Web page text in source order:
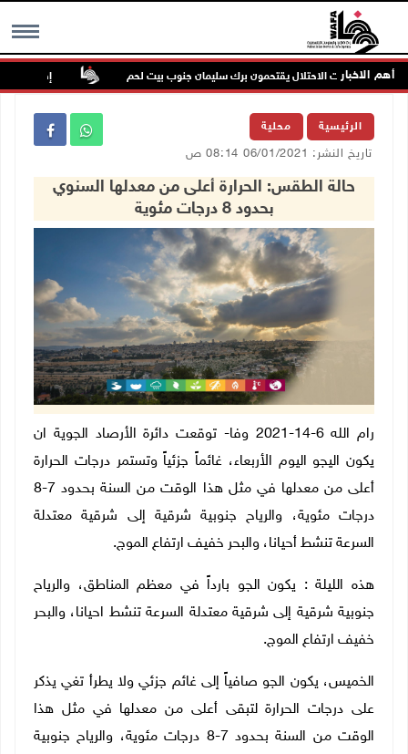
MENU أهم الاخبار
قوات الاحتلال يقتحمون برك سليمان جنوب بيت لحم إصابة مسن
الرئيسية محلية
تاريخ النشر: 06/01/2021 08:14 ص
حالة الطقس: الحرارة أعلى من معدلها السنوي
بحدود 8 درجات مئوية
رام الله 6-14-2021 وفا- توقعت دائرة الأرصاد الجوية ان
يكون اليجو اليوم الأربعاء، غائماً جزئياً وتستمر درجات الحرارة
أعلى من معدلها في مثل هذا الوقت من السنة بحدود 7-8
درجات مئوية، والرياح جنوبية شرقية إلى شرقية معتدلة
السرعة تنشط أحيانا، والبحر خفيف ارتفاع الموج.
هذه الليلة : يكون الجو بارداً في معظم المناطق، والرياح
جنوبية شرقية إلى شرقية معتدلة السرعة تنشط احيانا، والبحر
خفيف ارتفاع الموج.
الخميس، يكون الجو صافياً إلى غائم جزئي ولا يطرأ تغي يذكر
على درجات الحرارة لتبقى أعلى من معدلها في مثل هذا
الوقت من السنة بحدود 7-8 درجات مئوية، والرياح جنوبية